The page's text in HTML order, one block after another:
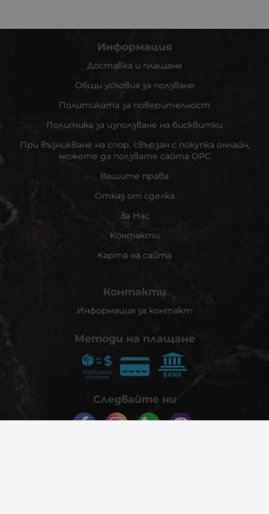
Информация
Доставка и плащане
Общи условия за ползване
Политиката за поверителност
Политика за използване на бисквитки
При възникване на спор, свързан с покупка онлайн,
можете да ползвате сайта ОРС
Вашите права
Отказ от сделка
За Нас
Контакти
Карта на сайта
Контакти
Информация за контакт
Методи на плащане
Следвайте ни